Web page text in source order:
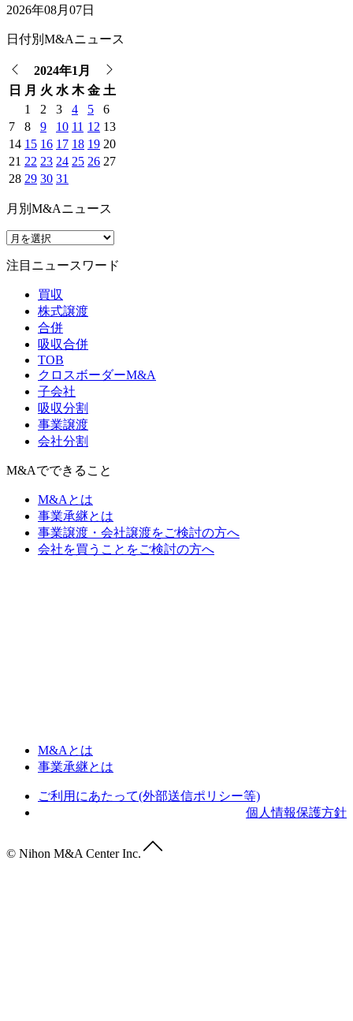
2026年08月07日
日付別M&Aニュース
2024年1月
日
月 火 水 木 金 土
1
2 3 4 5
6
7
8 9 10 11 12 13
14 15 16 17 18 19 20
21 22 23 24 25 26 27
28 29 30 31
月別M&Aニュース
注目ニュースワード
買収
株式譲渡
合併
吸収合併
TOB
クロスボーダーM&A
子会社
吸収分割
事業譲渡
会社分割
M&Aでできること
M&Aとは
事業承継とは
事業譲渡・会社譲渡をご検討の方へ
会社を買うことをご検討の方へ
M&Aとは
事業承継とは
ご利用にあたって(外部送信ポリシー等)
個人情報保護方針
© Nihon M&A Center Inc.